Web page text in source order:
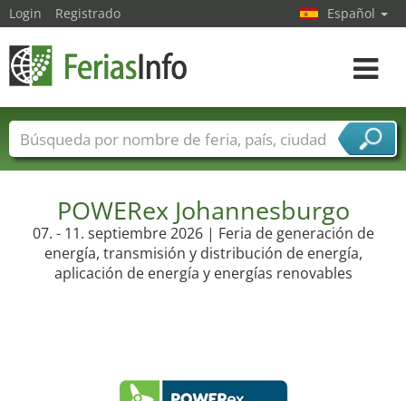
POWERex Johannesburgo
07. - 11. septiembre 2026 | Feria de generación de
energía, transmisión y distribución de energía,
aplicación de energía y energías renovables
Login Registrado Español
toggle
Nombres de ferias Países
Ciudades
Sectores de proveedor de servicios